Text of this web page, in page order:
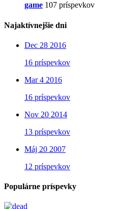
game 107 príspevkov
Najaktívnejšie dni
Dec 28 2016
16 príspevkov
Mar 4 2016
16 príspevkov
Nov 20 2014
13 príspevkov
Máj 20 2007
12 príspevkov
Populárne príspevky